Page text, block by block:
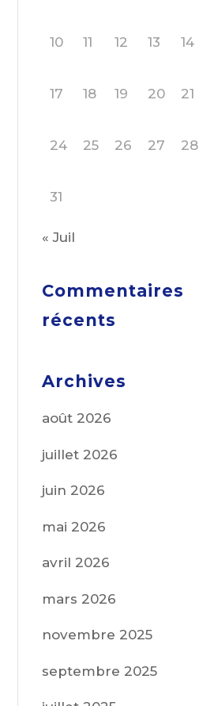
10 11 12 13 14
17 18 19 20 21
24 25 26 27 28
31
« Juil
Commentaires
récents
Archives
août 2026
juillet 2026
juin 2026
mai 2026
avril 2026
mars 2026
novembre 2025
septembre 2025